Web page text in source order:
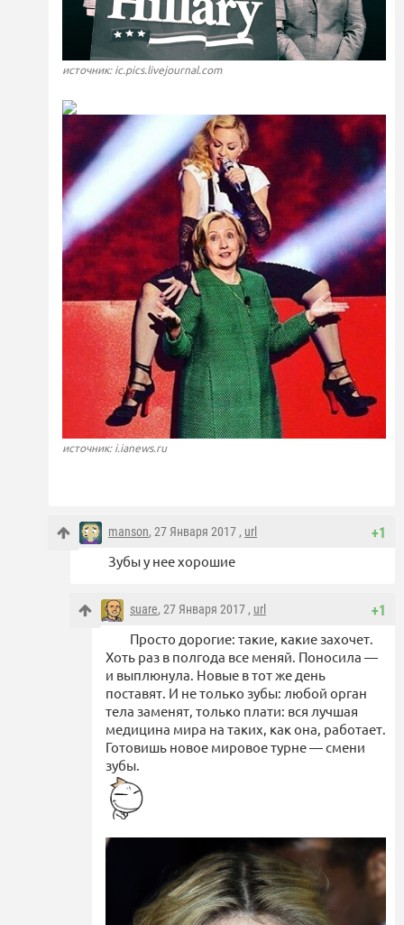
источник: ic.pics.livejournal.com
источник: i.ianews.ru
+1
manson, 27 Января 2017 , url
Зубы у нее хорошие
+1
suare, 27 Января 2017 , url
Просто дорогие: такие, какие захочет.
Хоть раз в полгода все меняй. Поносила —
и выплюнула. Новые в тот же день
поставят. И не только зубы: любой орган
тела заменят, только плати: вся лучшая
медицина мира на таких, как она, работает.
Готовишь новое мировое турне — смени
зубы.